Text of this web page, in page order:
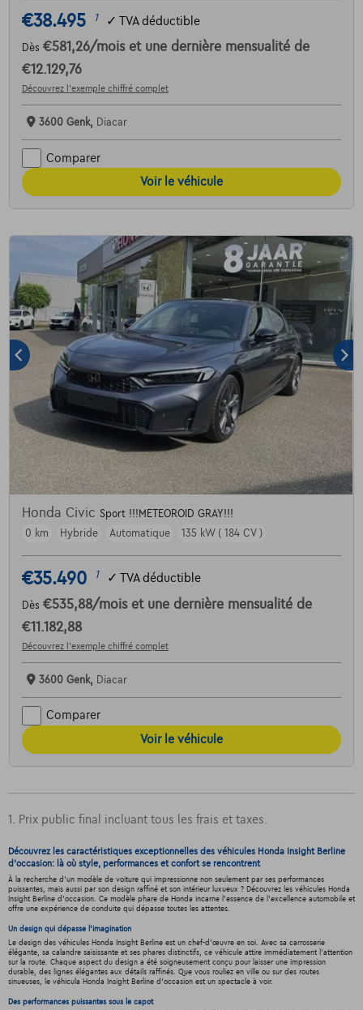
€38.495 1 ✓ TVA déductible
Dès €581,26/mois et une dernière mensualité de
€12.129,76
Découvrez l’exemple chiffré complet
3600 Genk, Diacar
Comparer
Voir le véhicule
Honda Civic Sport !!!METEOROID GRAY!!!
0 km
Hybride Automatique 135 kW ( 184 CV )
€35.490 1 ✓ TVA déductible
Dès €535,88/mois et une dernière mensualité de
€11.182,88
Découvrez l’exemple chiffré complet
3600 Genk, Diacar
Comparer
Voir le véhicule
1. Prix public final incluant tous les frais et taxes.
Découvrez les caractéristiques exceptionnelles des véhicules Honda Insight Berline
d'occasion: là où style, performances et confort se rencontrent
À la recherche d'un modèle de voiture qui impressionne non seulement par ses performances
puissantes, mais aussi par son design raffiné et son intérieur luxueux ? Découvrez les véhicules Honda
Insight Berline d'occasion. Ce modèle phare de Honda incarne l'essence de l'excellence automobile et
offre une expérience de conduite qui dépasse toutes les attentes.
Un design qui dépasse l'imagination
Le design des véhicules Honda Insight Berline est un chef-d'œuvre en soi. Avec sa carrosserie
élégante, sa calandre saisissante et ses phares distinctifs, ce véhicule attire immédiatement l'attention
sur la route. Chaque aspect du design a été soigneusement conçu pour laisser une impression
durable, des lignes élégantes aux détails raffinés. Que vous rouliez en ville ou sur des routes
sinueuses, le véhicula Honda Insight Berline d'occasion est un spectacle à voir.
Des performances puissantes sous le capot